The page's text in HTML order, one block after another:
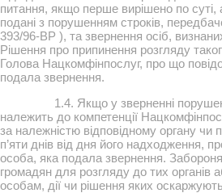
питання, якщо перше вирішено по суті,
подані з порушенням строків,
393/96-ВР ), та звернення осіб,
Рішення про припинення розгляду
Голова Нацкомфінпослуг, про що
подала звернення.
1.4. Якщо у зверненні
належить до компетенції
за належністю відповідному органу чи
п’яти днів від дня його надходження,
особа, яка подала звернення.
громадян для розгляду до тих органів
особам, дії чи рішення яких